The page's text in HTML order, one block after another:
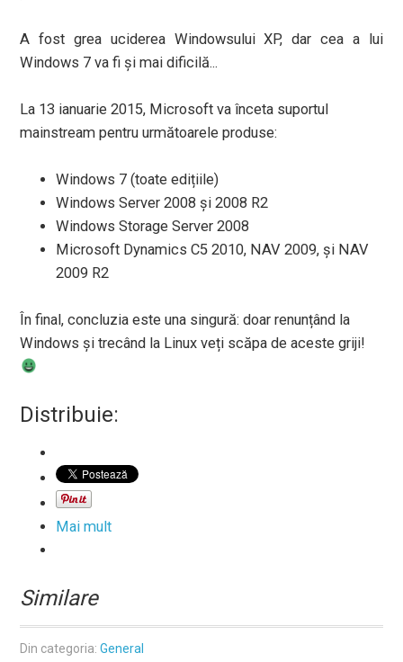
A fost grea uciderea Windowsului XP, dar cea a lui
Windows 7 va fi și mai dificilă...
La 13 ianuarie 2015, Microsoft va înceta suportul
mainstream pentru următoarele produse:
Windows 7 (toate edițiile)
Windows Server 2008 și 2008 R2
Windows Storage Server 2008
Microsoft Dynamics C5 2010, NAV 2009, și NAV
2009 R2
În final, concluzia este una singură: doar renunțând la
Windows și trecând la Linux veți scăpa de aceste griji!
Distribuie:
Mai mult
Similare
Din categoria:General